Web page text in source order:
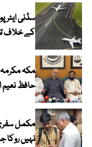
کے خلاف
مکہ
حافظ نعیم
مکمل
نہیں روکا